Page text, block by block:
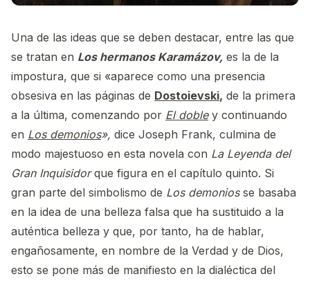
Una de las ideas que se deben destacar, entre las que
se tratan en Los hermanos Karamázov, es la de la
impostura, que si «aparece como una presencia
obsesiva en las páginas de Dostoievski, de la primera
a la última, comenzando por El dobley continuando
en Los demonios», dice Joseph Frank, culmina de
modo majestuoso en esta novela con La Leyenda del
Gran Inquisidorque figura en el capítulo quinto. Si
gran parte del simbolismo de Los demoniosse basaba
en la idea de una belleza falsa que ha sustituido a la
auténtica belleza y que, por tanto, ha de hablar,
engañosamente, en nombre de la Verdad y de Dios,
esto se pone más de manifiesto en la dialéctica del